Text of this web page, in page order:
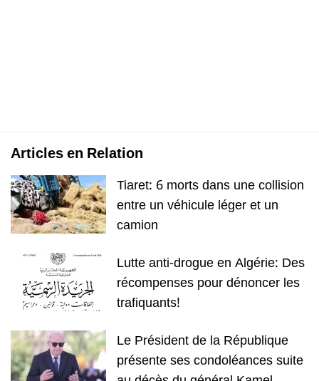
Articles en Relation
Tiaret: 6 morts dans une collision
entre un véhicule léger et un
camion
Lutte anti-drogue en Algérie: Des
récompenses pour dénoncer les
trafiquants!
Le Président de la République
présente ses condoléances suite